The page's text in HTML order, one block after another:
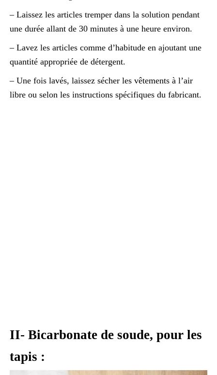
– Laissez les articles tremper dans la solution pendant
une durée allant de 30 minutes à une heure environ.
– Lavez les articles comme d’habitude en ajoutant une
quantité appropriée de détergent.
– Une fois lavés, laissez sécher les vêtements à l’air
libre ou selon les instructions spécifiques du fabricant.
II- Bicarbonate de soude, pour les
tapis :